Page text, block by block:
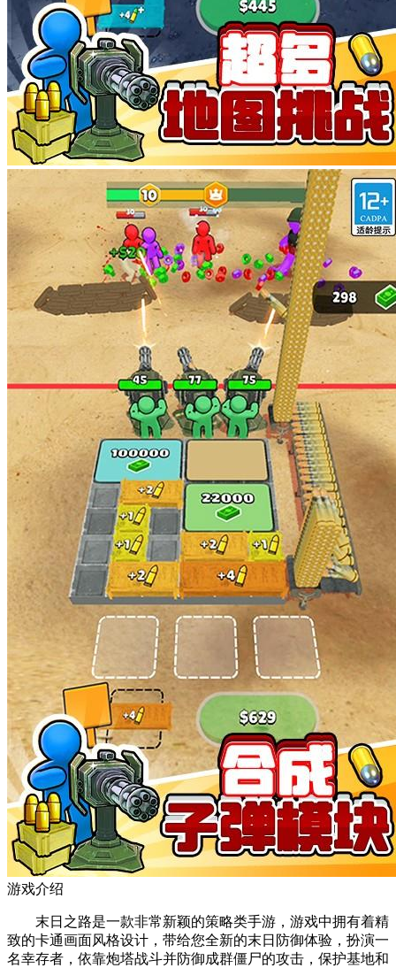
游戏介绍
末日之路是一款非常新颖的策略类手游，游戏中拥有着精
致的卡通画面风格设计，带给您全新的末日防御体验，扮演一
名幸存者，依靠炮塔战斗并防御成群僵尸的攻击，保护基地和